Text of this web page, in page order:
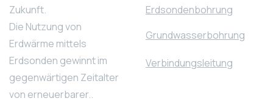
Zukunft.
Die Nutzung von
Erdwärme mittels
Erdsonden gewinnt im
gegenwärtigen Zeitalter
von erneuerbarer..
Erdsondenbohrung
Grundwasserbohrung
Verbindungsleitung